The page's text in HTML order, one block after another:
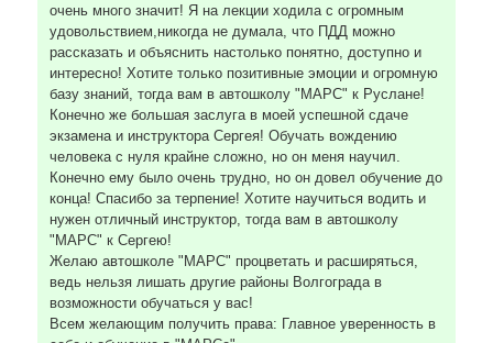
очень много значит! Я на лекции ходила с огромным
удовольствием,никогда не думала, что ПДД можно
рассказать и объяснить настолько понятно, доступно и
интересно! Хотите только позитивные эмоции и огромную
базу знаний, тогда вам в автошколу "МАРС" к Руслане!
Конечно же большая заслуга в моей успешной сдаче
экзамена и инструктора Сергея! Обучать вождению
человека с нуля крайне сложно, но он меня научил.
Конечно ему было очень трудно, но он довел обучение до
конца! Спасибо за терпение! Хотите научиться водить и
нужен отличный инструктор, тогда вам в автошколу
"МАРС" к Сергею!
Желаю автошколе "МАРС" процветать и расширяться,
ведь нельзя лишать другие районы Волгограда в
возможности обучаться у вас!
Всем желающим получить права: Главное уверенность в